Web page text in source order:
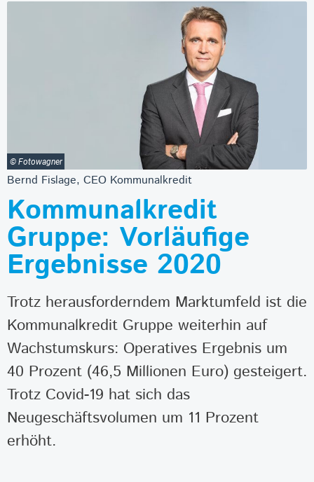
© Fotowagner
Bernd Fislage, CEO Kommunalkredit
Kommunalkredit
Gruppe: Vorläufige
Ergebnisse 2020
Trotz herausforderndem Marktumfeld ist die
Kommunalkredit Gruppe weiterhin auf
Wachstumskurs: Operatives Ergebnis um
40 Prozent (46,5 Millionen Euro) gesteigert.
Trotz Covid-19 hat sich das
Neugeschäftsvolumen um 11 Prozent
erhöht.